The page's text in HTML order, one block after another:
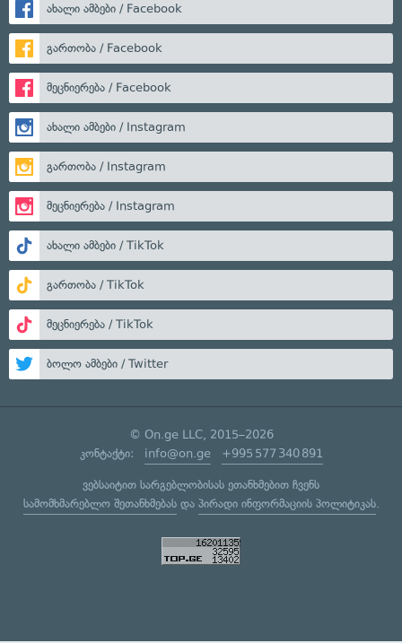
ახალი ამბები / Facebook
გართობა / Facebook
მეცნიერება / Facebook
ახალი ამბები / Instagram
გართობა / Instagram
მეცნიერება / Instagram
ახალი ამბები / TikTok
გართობა / TikTok
მეცნიერება / TikTok
ბოლო ამბები / Twitter
© On.ge LLC, 2015–2026
კონტაქტი: info@on.ge +995 577 340 891
ვებსაიტით სარგებლობისას ეთანხმებით ჩვენს
სამომხმარებლო შეთანხმებასდა პირადი ინფორმაციის პოლიტიკას.